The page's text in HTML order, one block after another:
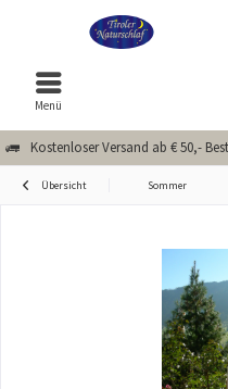
Kostenloser Versand ab € 50,-
Menü
Übersicht Sommer